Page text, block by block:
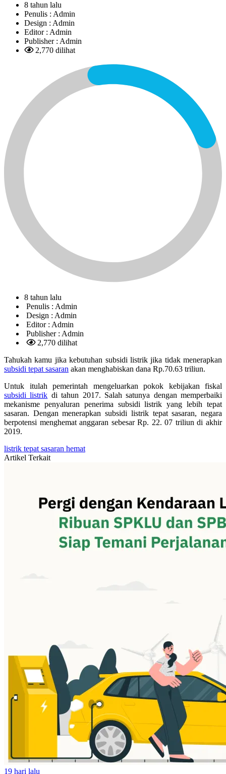
8 tahun lalu
Penulis : Admin
Design : Admin
Editor : Admin
Publisher : Admin
2,770 dilihat
8 tahun lalu
Penulis : Admin
Design : Admin
Editor : Admin
Publisher : Admin
2,770 dilihat
Tahukah kamu jika kebutuhan subsidi listrik jika tidak menerapkan
subsidi tepat sasaran akan menghabiskan dana Rp.70.63 triliun.
Untuk itulah pemerintah mengeluarkan pokok kebijakan fiskal
subsidi listrik di tahun 2017. Salah satunya dengan memperbaiki
mekanisme penyaluran penerima subsidi listrik yang lebih tepat
sasaran. Dengan menerapkan subsidi listrik tepat sasaran, negara
berpotensi menghemat anggaran sebesar Rp. 22. 07 triliun di akhir
2019.
listrik tepat sasaran hemat
Artikel Terkait
19 hari lalu